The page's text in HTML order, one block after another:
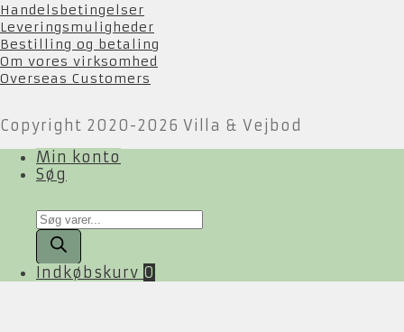
Handelsbetingelser
Leveringsmuligheder
Bestilling og betaling
Om vores virksomhed
Overseas Customers
Copyright 2020-2026 Villa & Vejbod
Min konto
Søg
Products
search
Indkøbskurv 0